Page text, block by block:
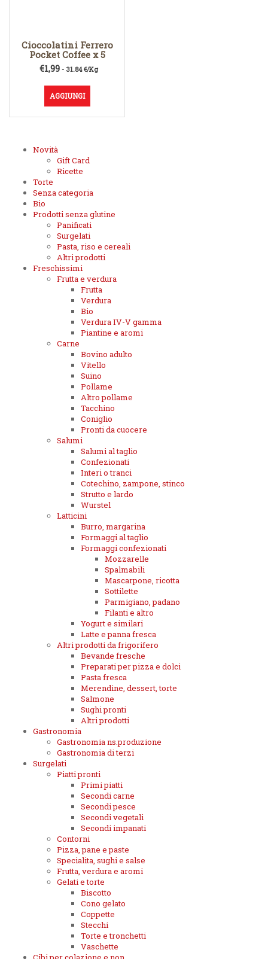
Cioccolatini Ferrero
Pocket Coffee x 5
€1,99- 31.84 €/Kg
AGGIUNGI
Novità
Gift Card
Ricette
Torte
Senza categoria
Bio
Prodotti senza glutine
Panificati
Surgelati
Pasta, riso e cereali
Altri prodotti
Freschissimi
Frutta e verdura
Frutta
Verdura
Bio
Verdura IV-V gamma
Piantine e aromi
Carne
Bovino adulto
Vitello
Suino
Pollame
Altro pollame
Tacchino
Coniglio
Pronti da cuocere
Salumi
Salumi al taglio
Confezionati
Interi o tranci
Cotechino, zampone, stinco
Strutto e lardo
Wurstel
Latticini
Burro, margarina
Formaggi al taglio
Formaggi confezionati
Mozzarelle
Spalmabili
Mascarpone, ricotta
Sottilette
Parmigiano, padano
Filanti e altro
Yogurt e similari
Latte e panna fresca
Altri prodotti da frigorifero
Bevande fresche
Preparati per pizza e dolci
Pasta fresca
Merendine, dessert, torte
Salmone
Sughi pronti
Altri prodotti
Gastronomia
Gastronomia ns.produzione
Gastronomia di terzi
Surgelati
Piatti pronti
Primi piatti
Secondi carne
Secondi pesce
Secondi vegetali
Secondi impanati
Contorni
Pizza, pane e paste
Specialita, sughi e salse
Frutta, verdura e aromi
Gelati e torte
Biscotto
Cono gelato
Coppette
Stecchi
Torte e tronchetti
Vaschette